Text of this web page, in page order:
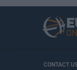
CONTACT